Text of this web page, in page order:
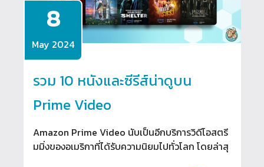
8
May 2024
รวม 10 หนังและซีรีส์น่าดูบน
Prime Video
Amazon Prime Video นับเป็นอีกบริการวิดีโอสตรี
มมิ่งของอเมริกาที่ได้รับความนิยมไปทั่วโลก โดยล่าสุ